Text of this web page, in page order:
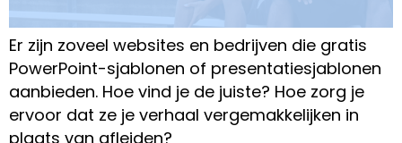
Er zijn zoveel websites en bedrijven die gratis
PowerPoint-sjablonen of presentatiesjablonen
aanbieden. Hoe vind je de juiste? Hoe zorg je
ervoor dat ze je verhaal vergemakkelijken in
plaats van afleiden?